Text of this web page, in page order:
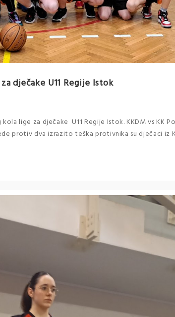
dječake U11 Regije Istok
lige za dječake U11 Regije Istok. KKDM vs KK
protiv dva izrazito teška protivnika su dječaci iz